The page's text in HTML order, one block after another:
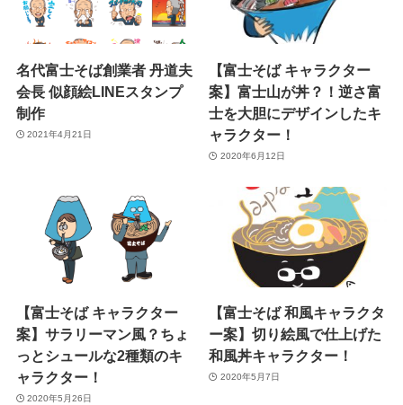
名代富士そば創業者 丹道夫
会長 似顔絵LINEスタンプ
制作
2021年4月21日
【富士そば キャラクター
案】富士山が丼？！逆さ富
士を大胆にデザインしたキ
ャラクター！
2020年6月12日
【富士そば キャラクター
案】サラリーマン風？ちょ
っとシュールな2種類のキ
ャラクター！
2020年5月26日
【富士そば 和風キャラクタ
ー案】切り絵風で仕上げた
和風丼キャラクター！
2020年5月7日